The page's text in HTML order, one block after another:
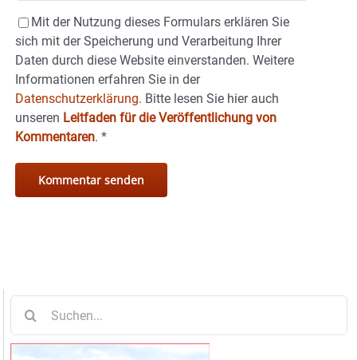
Mit der Nutzung dieses Formulars erklären Sie
sich mit der Speicherung und Verarbeitung Ihrer
Daten durch diese Website einverstanden. Weitere
Informationen erfahren Sie in der
Datenschutzerklärung. Bitte lesen Sie hier auch
unseren Leitfaden für die Veröffentlichung von
Kommentaren. *
nach: